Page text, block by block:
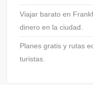
Viajar barato en
dinero en la ciudad.
Planes gratis y rutas
turistas.